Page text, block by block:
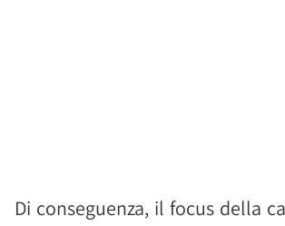
Di conseguenza, il focus della